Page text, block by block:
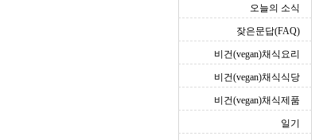
오늘의 소식
잦은문답(FAQ)
비건(vegan)채식요리
비건(vegan)채식식당
비건(vegan)채식제품
일기